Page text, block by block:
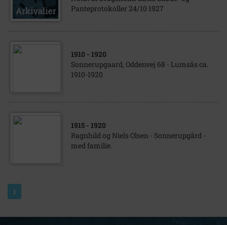
Panteprotokoller 24/10 1927
1910 - 1920
Sonnerupgaard, Oddenvej 68 - Lumsås ca.
1910-1920
1915 - 1920
Ragnhild og Niels Olsen - Sonnerupgård -
med familie.
1